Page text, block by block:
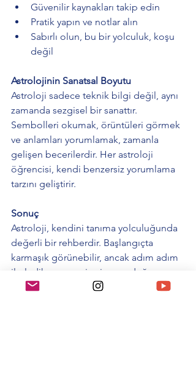
Güvenilir kaynakları takip edin
Pratik yapın ve notlar alın
Sabırlı olun, bu bir yolculuk, koşu
değil
Astrolojinin Sanatsal Boyutu
Astroloji sadece teknik bilgi değil, aynı
zamanda sezgisel bir sanattır.
Sembolleri okumak, örüntüleri görmek
ve anlamları yorumlamak, zamanla
gelişen becerilerdir. Her astroloji
öğrencisi, kendi benzersiz yorumlama
tarzını geliştirir.
Sonuç
Astroloji, kendini tanıma yolculuğunda
değerli bir rehberdir. Başlangıçta
karmaşık görünebilir, ancak adım adım
ilerledikçe, evrenin size sunduğu
içgörüleri keşfedeceksiniz. Bu kadim